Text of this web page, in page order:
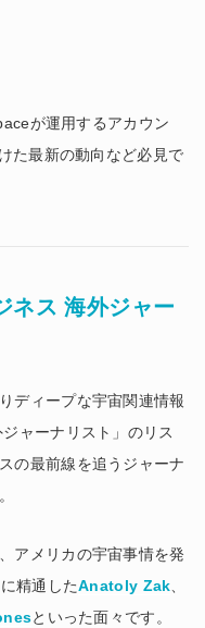
が運用するアカウン
た最新の動向など必見で
ネス 海外ジャー
ディープな宇宙関連情報
ャーナリスト」のリス
の最前線を追うジャーナ
アメリカの宇宙事情を発
精通したAnatoly Zak
といった面々です。